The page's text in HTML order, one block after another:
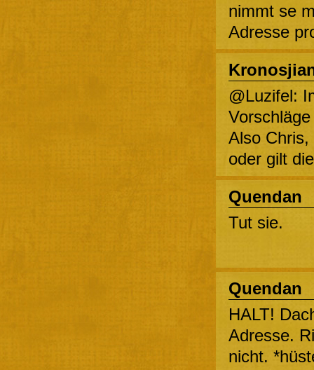
nimmt se
Adresse
@Luzifel:
Also Chris,
oder gilt
Quendan
Tut sie.
Quendan
HALT!
Adresse.
nicht.